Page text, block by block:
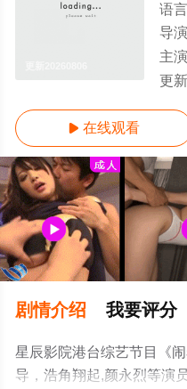
语言
导演
主演
更
 在线观看
剧情介绍 我要评分
星辰影院港台综艺节目《
导，浩角翔起,颜永烈等演